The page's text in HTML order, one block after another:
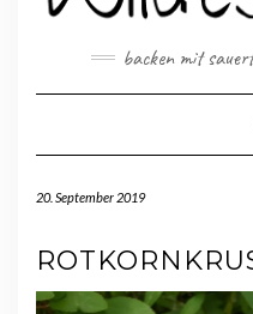
backen mit
20. September 2019